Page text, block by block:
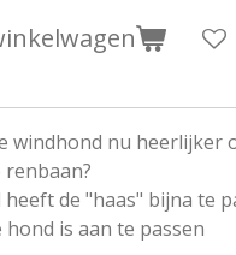
windhond nu heerlijker
de "haas" bijna te
hond is aan te passen